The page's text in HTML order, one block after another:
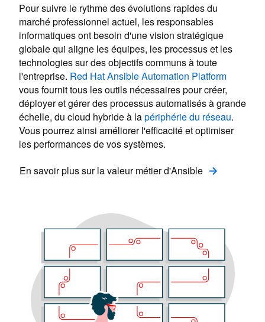
Pour suivre le rythme des évolutions rapides du
marché professionnel actuel, les responsables
informatiques ont besoin d'une vision stratégique
globale qui aligne les équipes, les processus et les
technologies sur des objectifs communs à toute
l'entreprise. Red Hat Ansible Automation Platform
vous fournit tous les outils nécessaires pour créer,
déployer et gérer des processus automatisés à grande
échelle, du cloud hybride à lapériphérie du réseau.
Vous pourrez ainsi améliorer l'efficacité et optimiser
les performances de vos systèmes.
En savoir plus sur la valeur métier d'Ansible